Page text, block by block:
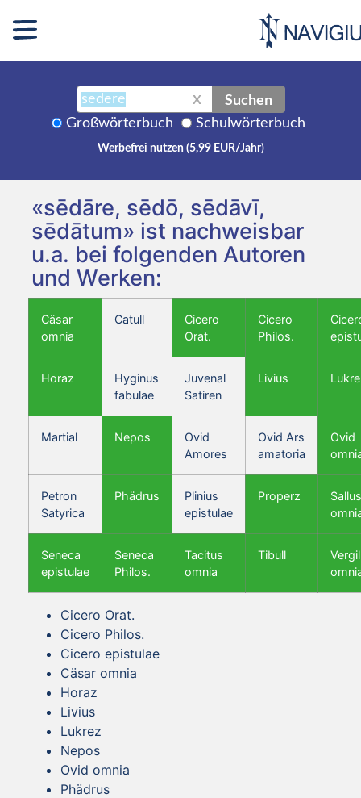
X Suchen
Großwörterbuch Schulwörterbuch
Werbefrei nutzen (5,99 EUR/Jahr)
«sēdāre, sēdō, sēdāvī,
sēdātum» ist nachweisbar
u.a. bei folgenden Autoren
und Werken:
Cäsar
omnia
Catull
Cicero
Orat.
Cicero
Philos.
Horaz
Hyginus
fabulae
Juvenal
Satiren
Livius
Martial Nepos
Ovid
Amores
Ovid Ars
amatoria
Ovid
Petron
Satyrica
Phädrus
Plinius
epistulae
Properz
Seneca
epistulae
Seneca
Philos.
Tacitus
omnia
Tibull
Vergil
Cicero Orat.
Cicero Philos.
Cicero epistulae
Cäsar omnia
Horaz
Livius
Lukrez
Nepos
Ovid omnia
Phädrus